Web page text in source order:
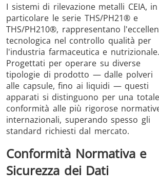
THS Production
4.0
MD-SCOPE
I sistemi di rilevazione metalli CEIA, in
particolare le serie THS/PH21® e
THS/PH210®, rappresentano
tecnologica nel controllo qualità per
l'industria farmaceutica e nutrizionale.
Progettati per operare su diverse
tipologie di prodotto — dalle polveri
alle capsule, fino ai liquidi — questi
apparati si distinguono per una totale
conformità alle più rigorose
internazionali, superando spesso gli
standard richiesti dal mercato.
Conformità Normativa e
Sicurezza dei Dati